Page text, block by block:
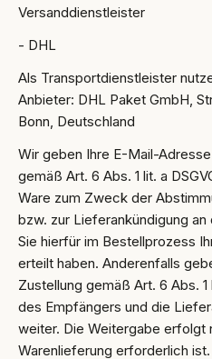
Versanddienstleister
- DHL
Als Transportdienstleister
Anbieter: DHL Paket GmbH,
Bonn, Deutschland
Wir geben Ihre E-Mail-
gemäß Art. 6 Abs. 1 lit. a
Ware zum Zweck der
bzw. zur Lieferankündigung
Sie hierfür im Bestellprozess
erteilt haben. Anderenfalls
Zustellung gemäß Art. 6 Abs. 1
des Empfängers und die
weiter. Die Weitergabe erfolgt
Warenlieferung erforderlich